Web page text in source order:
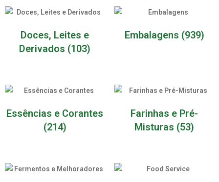
Doces, Leites e
Derivados (103)
Embalagens (939)
Essências e Corantes
(214)
Farinhas e Pré-
Misturas (53)